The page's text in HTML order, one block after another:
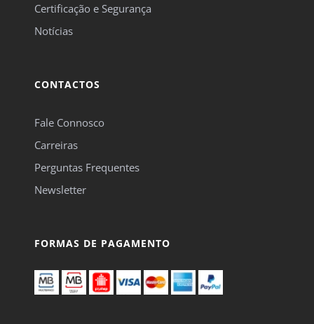
Certificação e Segurança
Notícias
CONTACTOS
Fale Connosco
Carreiras
Perguntas Frequentes
Newsletter
FORMAS DE PAGAMENTO